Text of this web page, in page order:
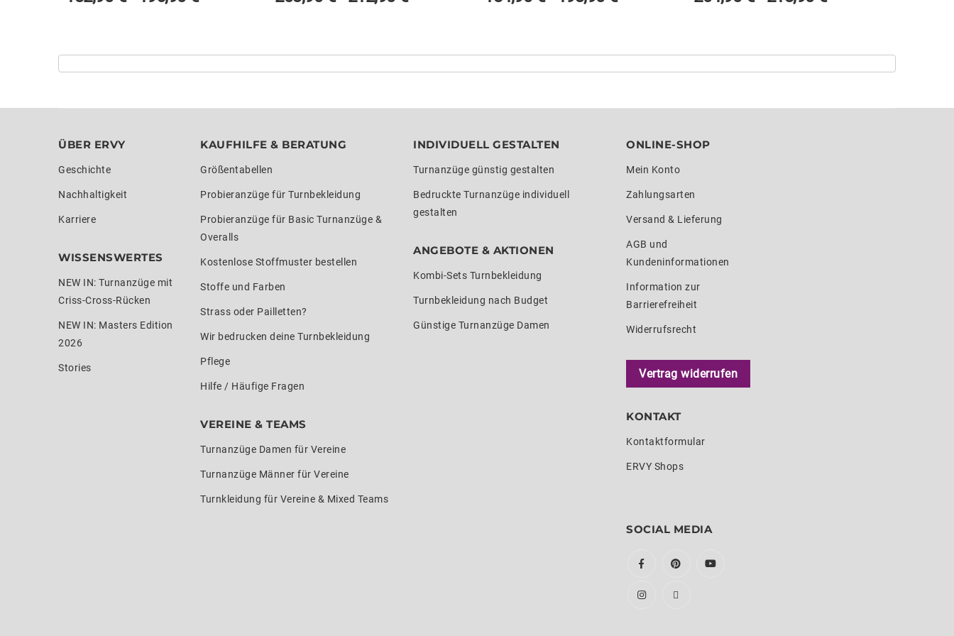
ÜBER ERVY
Geschichte
Nachhaltigkeit
Karriere
WISSENSWERTES
NEW IN: Turnanzüge mit
Criss-Cross-Rücken
NEW IN: Masters Edition
2026
Stories
KAUFHILFE & BERATUNG
Größentabellen
Probieranzüge für Turnbekleidung
Probieranzüge für Basic Turnanzüge &
Overalls
Kostenlose Stoffmuster bestellen
Stoffe und Farben
Strass oder Pailletten?
Wir bedrucken deine Turnbekleidung
Pflege
Hilfe / Häufige Fragen
VEREINE & TEAMS
Turnanzüge Damen für Vereine
Turnanzüge Männer für Vereine
Turnkleidung für Vereine & Mixed Teams
INDIVIDUELL GESTALTEN
Turnanzüge günstig gestalten
Bedruckte Turnanzüge individuell
gestalten
ANGEBOTE & AKTIONEN
Kombi-Sets Turnbekleidung
Turnbekleidung nach Budget
Günstige Turnanzüge Damen
ONLINE-SHOP
Mein Konto
Zahlungsarten
Versand & Lieferung
AGB und
Kundeninformationen
Information zur
Barrierefreiheit
Widerrufsrecht
Vertrag widerrufen
KONTAKT
Kontaktformular
ERVY Shops
SOCIAL MEDIA